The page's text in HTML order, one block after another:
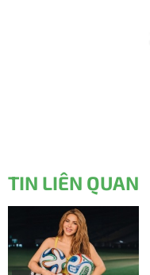
TIN LIÊN QUAN